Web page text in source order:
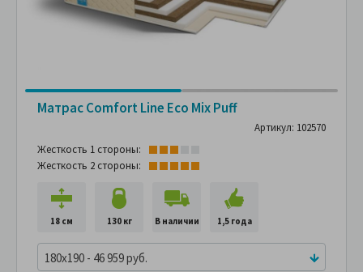
Матрас Comfort Line Eco Mix Puff
Артикул: 102570
Жесткость 1 стороны:
Жесткость 2 стороны:
18 см 130 кг В наличии 1,5 года
180x190 - 46 959 руб.